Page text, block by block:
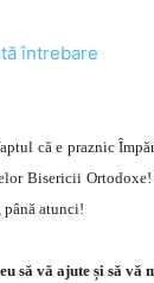
întrebare
că e praznic
Bisericii
până atunci!
să vă ajute și să vă